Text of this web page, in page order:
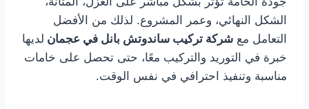
الشكل النهائي، وعمر المشروع. لذلك من الأفضل
التعامل مع شركة تركيب ساندوتش بانل في عجمان لديها
خبرة في التوريد والتركيب معًا، حتى تحصل على خامات
مناسبة وتنفيذ احترافي في نفس الوقت.